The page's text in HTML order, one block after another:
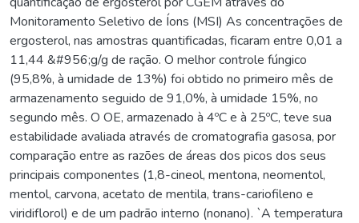
Monitoramento Seletivo de Íons (MSI) As concentrações de
ergosterol, nas amostras quantificadas, ficaram entre 0,01 a
11,44 &#956;g/g de ração. O melhor controle fúngico
(95,8%, à umidade de 13%) foi obtido no primeiro mês de
armazenamento seguido de 91,0%, à umidade 15%, no
segundo mês. O OE, armazenado à 4ºC e à 25ºC, teve sua
estabilidade avaliada através de cromatografia gasosa, por
comparação entre as razões de áreas dos picos dos seus
principais componentes (1,8-cineol, mentona, neomentol,
mentol, carvona, acetato de mentila, trans-cariofileno e
viridiflorol) e de um padrão interno (nonano). `A temperatura